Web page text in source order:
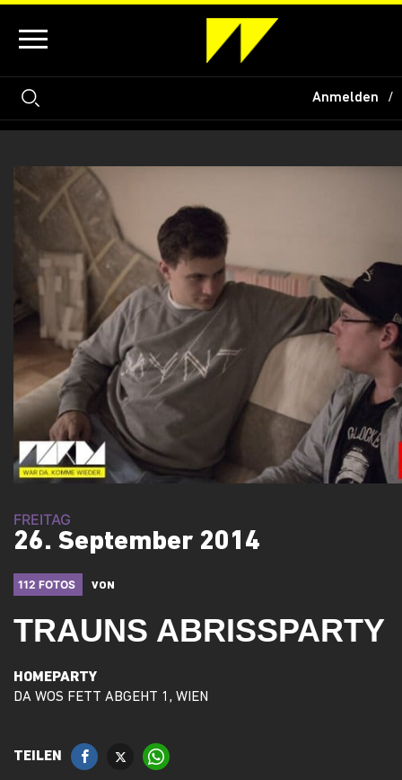
Anmelden
FREITAG
26. September 2014
112 FOTOS VON
TRAUNS ABRISSPARTY
HOMEPARTY
DA WOS FETT ABGEHT 1, WIEN
TEILEN